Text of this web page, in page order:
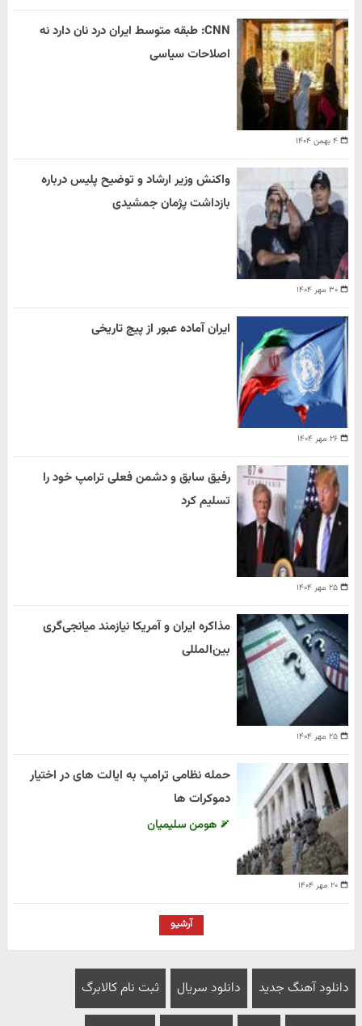
۴ بهمن ۱۴۰۴
CNN: طبقه متوسط ایران درد نان دارد نه
اصلاحات سیاسی
۳۰ مهر ۱۴۰۴
واکنش وزیر ارشاد و توضیح پلیس درباره
بازداشت پژمان جمشیدی
۲۶ مهر ۱۴۰۴
ایران آماده عبور از پیچ تاریخی
۲۵ مهر ۱۴۰۴
رفیق سابق و دشمن فعلی ترامپ خود را
تسلیم کرد
۲۵ مهر ۱۴۰۴
مذاکره ایران و آمریکا نیازمند میانجی‌گری
بین‌المللی
۲۰ مهر ۱۴۰۴
حمله نظامی ترامپ به ایالت های در اختیار
دموکرات ها
هومن سلیمیان
آرشیو
دانلود آهنگ جدید دانلود سریال ثبت نام کالابرگ